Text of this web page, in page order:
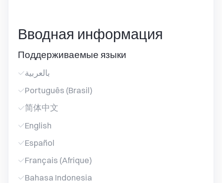
Вводная информация
Поддерживаемые языки
بالعربية
Português (Brasil)
简体中文
English
Español
Français (Afrique)
Bahasa Indonesia